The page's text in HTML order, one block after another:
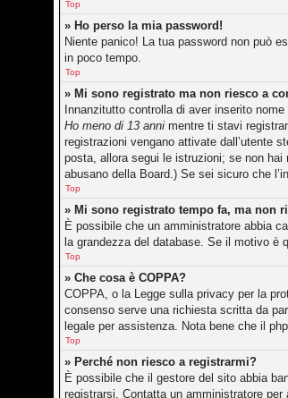
Top
» Ho perso la mia password!
Niente panico! La tua password non può
in poco tempo.
Top
» Mi sono registrato ma non riesco a
Innanzitutto controlla di aver inserito
Ho meno di 13 anni mentre ti stavi
registrazioni vengano attivate dall’utente
posta, allora segui le istruzioni; se non
abusano della Board.) Se sei sicuro che
Top
» Mi sono registrato tempo fa, ma non
È possibile che un amministratore abbia
la grandezza del database. Se il motivo è
Top
» Che cosa è COPPA?
COPPA, o la Legge sulla privacy per la
consenso serve una richiesta scritta da
legale per assistenza. Nota bene che il
Top
» Perché non riesco a registrarmi?
È possibile che il gestore del sito abbia
registrarsi. Contatta un amministratore per